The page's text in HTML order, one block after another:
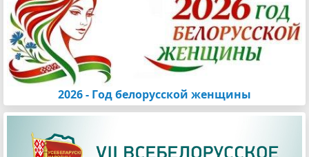
2026 - Год белорусской женщины